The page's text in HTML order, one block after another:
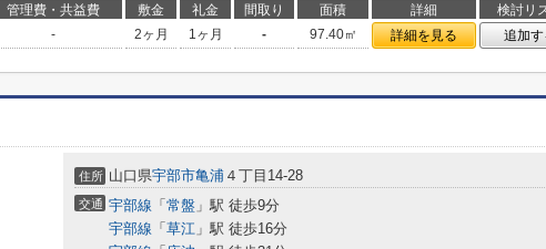
管理費・共益費 敷金 礼金 間取り 面積 詳細
検討リ
- 2ヶ月 1ヶ月 - 97.40㎡ 詳細を見る 追加す
住所 山口県宇部市亀浦 ４丁目14-28
交通 宇部線 「 常盤 」駅 徒歩9分
宇部線 「 草江 」駅 徒歩16分